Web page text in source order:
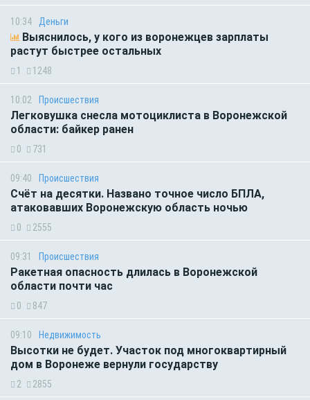
10:34 Деньги
Выяснилось, у кого из воронежцев зарплаты
растут быстрее остальных
1 1248
10:02 Происшествия
Легковушка снесла мотоциклиста в Воронежской
области: байкер ранен
0 731
09:40 Происшествия
Счёт на десятки. Названо точное число БПЛА,
атаковавших Воронежскую область ночью
0 2555
09:31 Происшествия
Ракетная опасность длилась в Воронежской
области почти час
0 847
09:10 Недвижимость
Высотки не будет. Участок под многоквартирный
дом в Воронеже вернули государству
2 2855